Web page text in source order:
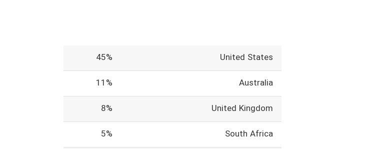
United States
45%
Australia
11%
United Kingdom
8%
South Africa
5%